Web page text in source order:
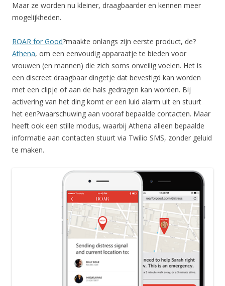
Maar ze worden nu kleiner, draagbaarder en kennen meer
mogelijkheden.
ROAR for Good?maakte onlangs zijn eerste product, de?
Athena, om een eenvoudig apparaatje te bieden voor
vrouwen (en mannen) die zich soms onveilig voelen. Het is
een discreet draagbaar dingetje dat bevestigd kan worden
met een clipje of aan de hals gedragen kan worden. Bij
activering van het ding komt er een luid alarm uit en stuurt
het een?waarschuwing aan vooraf bepaalde contacten. Maar
heeft ook een stille modus, waarbij Athena alleen bepaalde
informatie aan contacten stuurt via Twilio SMS, zonder geluid
te maken.